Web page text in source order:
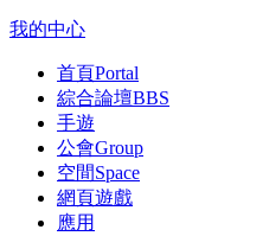
我的中心
首頁Portal
綜合論壇BBS
手遊
公會Group
空間Space
網頁遊戲
應用